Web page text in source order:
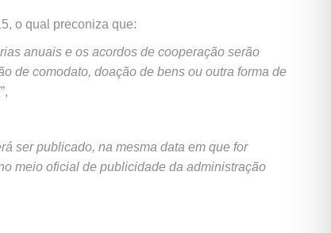
o qual preconiza que:
anuais e os acordos de cooperação serão
de comodato, doação de bens ou outra forma de
”,
ser publicado, na mesma data em que for
meio oficial de publicidade da administração